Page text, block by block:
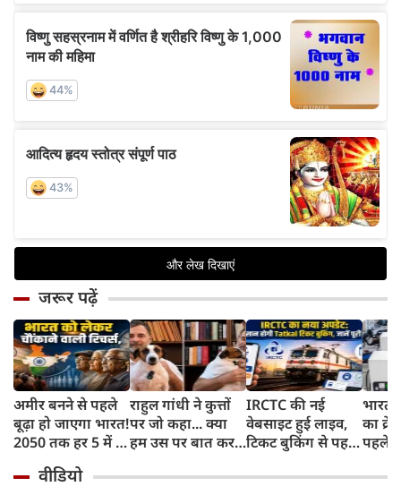
जरूर पढ़ें
अमीर बनने से पहले
बूढ़ा हो जाएगा भारत!
2050 तक हर 5 में 1
साल से ज्यादा उम्र का
राहुल गांधी ने कुत्तों
पर जो कहा... क्या
हम उस पर बात कर
IRCTC की नई
वेबसाइट हुई लाइव,
टिकट बुकिंग से पहले
काम, जानें पूरा
भारत
का
पहले
और
वीडियो